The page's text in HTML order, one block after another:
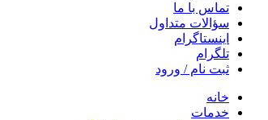
تماس با ما
سؤالات متداول
اینستاگرام
تلگرام
ثبت نام / ورود
خانه
خدمات